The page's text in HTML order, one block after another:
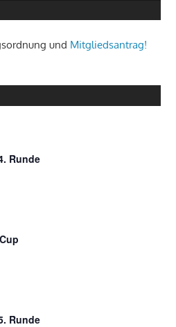
und Mitgliedsantrag!
Runde
Runde